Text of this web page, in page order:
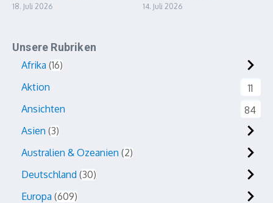
18. Juli 2026 14. Juli 2026
Unsere Rubriken
Afrika 16
Aktion
11
Ansichten
84
Asien 3
Australien & Ozeanien 2
Deutschland 30
Europa 609